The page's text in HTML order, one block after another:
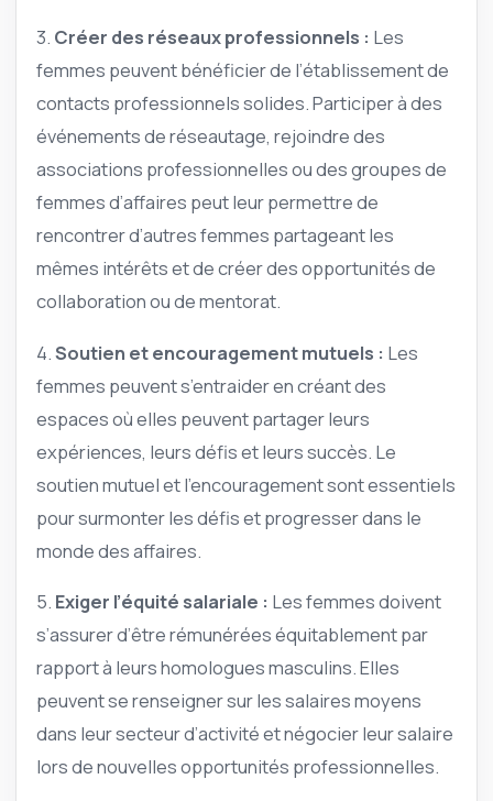
3. Créer des réseaux professionnels : Les
femmes peuvent bénéficier de l’établissement de
contacts professionnels solides. Participer à des
événements de réseautage, rejoindre des
associations professionnelles ou des groupes de
femmes d’affaires peut leur permettre de
rencontrer d’autres femmes partageant les
mêmes intérêts et de créer des opportunités de
collaboration ou de mentorat.
4.Soutien et encouragement mutuels : Les
femmes peuvent s’entraider en créant des
espaces où elles peuvent partager leurs
expériences, leurs défis et leurs succès. Le
soutien mutuel et l’encouragement sont essentiels
pour surmonter les défis et progresser dans le
monde des affaires.
5. Exiger l’équité salariale : Les femmes doivent
s’assurer d’être rémunérées équitablement par
rapport à leurs homologues masculins. Elles
peuvent se renseigner sur les salaires moyens
dans leur secteur d’activité et négocier leur salaire
lors de nouvelles opportunités professionnelles.